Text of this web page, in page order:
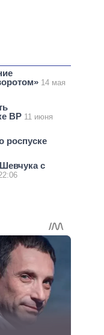
14 мая
ВР 11 июня
роспуске
с